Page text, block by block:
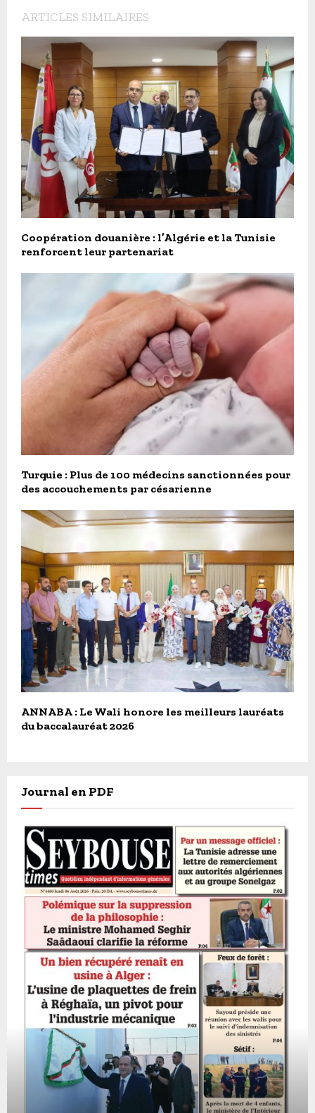
ARTICLES SIMILAIRES
Coopération douanière : l’Algérie et la Tunisie
renforcent leur partenariat
Turquie : Plus de 100 médecins sanctionnées pour
des accouchements par césarienne
ANNABA : Le Wali honore les meilleurs lauréats
du baccalauréat 2026
Journal en PDF